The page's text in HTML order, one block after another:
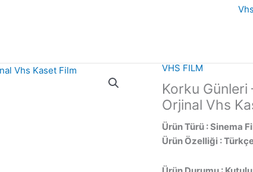
VHS FILM
Korku
Orjinal Vhs
Ürün Türü : Sinema
Ürün Özelliği :